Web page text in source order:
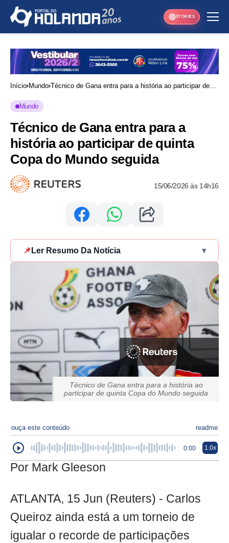
STORIES
Início Mundo Técnico de Gana entra para a história ao participar de
Mundo
Técnico de Gana entra para a
história ao participar de quinta
Copa do Mundo seguida
15/06/2026 às 14h16
📌 Ler Resumo Da Notícia ▾
Técnico de Gana entra para a história ao
participar de quinta Copa do Mundo seguida
ouça este conteúdo readme
0:00 1.0x
Por Mark Gleeson
ATLANTA, 15 Jun (Reuters) - Carlos
Queiroz ainda está a um torneio de
igualar o recorde de participações